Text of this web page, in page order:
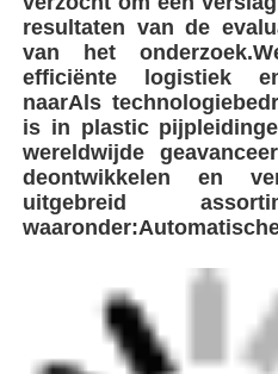
Markeringen:
Butt Fusion-apparatuur